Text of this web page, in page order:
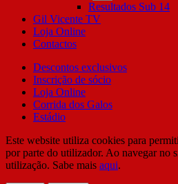
Resultados Sub 14
Gil Vicente TV
Loja Online
Contactos
Descontos exclusivos
Inscrição de sócio
Loja Online
Corrida dos Galos
Estádio
Este website utiliza cookies para
por parte do utilizador. Ao navegar no
utilização. Sabe mais aqui.